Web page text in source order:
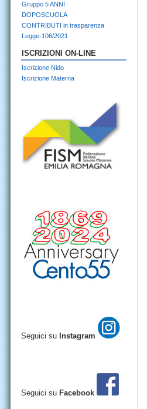
Gruppo 5 ANNI
DOPOSCUOLA
CONTRIBUTI in trasparenza
Legge-106/2021
ISCRIZIONI ON-LINE
Iscrizione Nido
Iscrizione Materna
Seguici su Instagram
Seguici su Facebook